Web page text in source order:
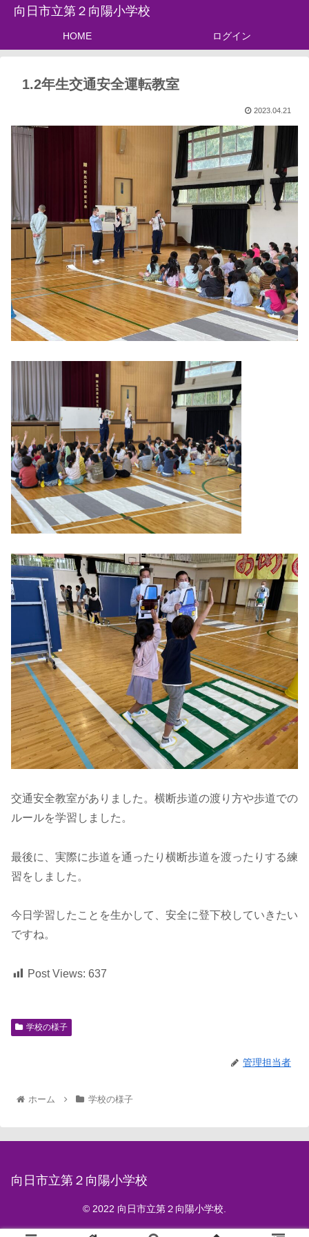
向日市立第２向陽小学校
HOME ログイン
1.2年生交通安全運転教室
2023.04.21
交通安全教室がありました。横断歩道の渡り方や歩道での
ルールを学習しました。
最後に、実際に歩道を通ったり横断歩道を渡ったりする練
習をしました。
今日学習したことを生かして、安全に登下校していきたい
ですね。
Post Views: 637
学校の様子
管理担当者
ホーム 学校の様子
向日市立第２向陽小学校
© 2022 向日市立第２向陽小学校.